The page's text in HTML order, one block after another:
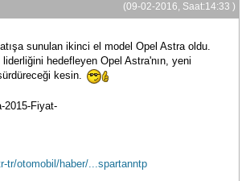
(09-02-2016, Saat:14:33 )
sunulan ikinci el model Opel Astra oldu.
liderliğini hedefleyen Opel Astra'nın, yeni
kesin.
tr/otomobil/haber/...spartanntp